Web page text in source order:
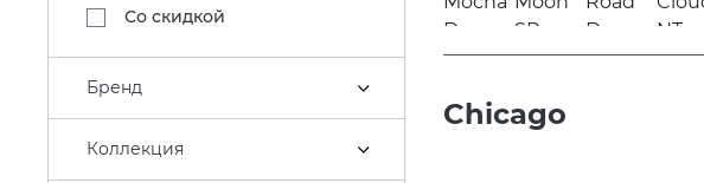
Со скидкой
Бренд
Коллекция
Chicago